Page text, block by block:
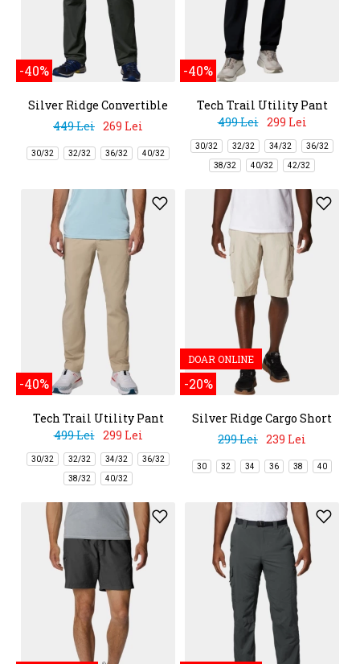
-40%
Silver Ridge Convertible
Pant
449 Lei 269 Lei
30/32 32/32 36/32 40/32
-40%
Tech Trail Utility Pant
499 Lei 299 Lei
30/32 32/32 34/32 36/32
38/32 40/32 42/32
-40%
Tech Trail Utility Pant
499 Lei 299 Lei
30/32 32/32 34/32 36/32
38/32 40/32
DOAR ONLINE
-20%
Silver Ridge Cargo Short
299 Lei 239 Lei
30 32 34 36 38 40